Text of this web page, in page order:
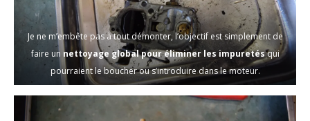
Je ne m’embête pas à tout démonter, l’objectif est simplement de
faire un nettoyage global pour éliminer les impuretésqui
pourraient le boucher ou s’introduire dans le moteur.